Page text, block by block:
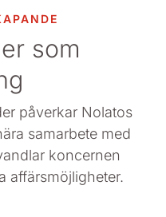
som
påverkar Nolatos
samarbete med
koncernen
affärsmöjligheter.